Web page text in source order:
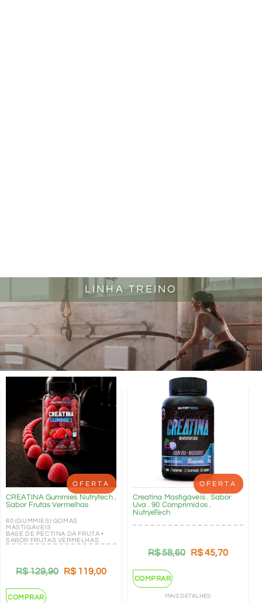
LINHA TREINO
OFERTA
CREATINA Gummies Nutrytech .
Sabor Frutas Vermelhas
60 (GUMMIES) GOMAS
MASTIGÁVEIS
BASE DE PECTINA DA FRUTA •
SABOR FRUTAS VERMELHAS
R$129,90 R$119,00
COMPRAR
OFERTA
Creatina Mastigáveis . Sabor
Uva . 90 Comprimidos .
NutryeTech
R$58,60 R$45,70
COMPRAR
MAIS DETALHES